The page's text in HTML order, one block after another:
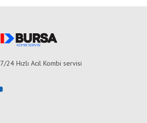
24 Hızlı Acil Kombi servisi